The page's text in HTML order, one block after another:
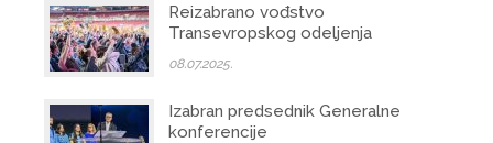
Reizabrano vođstvo
Transevropskog odeljenja
08.07.2025.
Izabran predsednik Generalne
konferencije